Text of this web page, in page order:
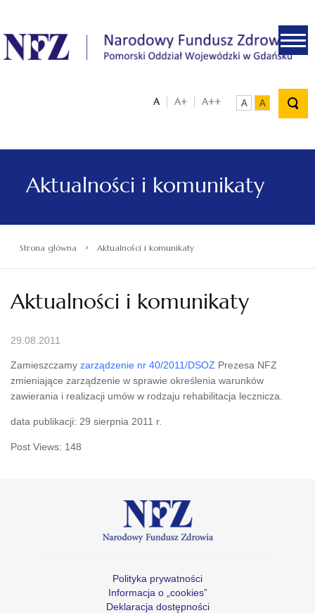
.
A A+ A++ A A
Aktualności i komunikaty
Strona główna › Aktualności i komunikaty
Aktualności i komunikaty
29.08.2011
Zamieszczamy zarządzenie nr 40/2011/DSOZ Prezesa NFZ
zmieniające zarządzenie w sprawie określenia warunków
zawierania i realizacji umów w rodzaju rehabilitacja lecznicza.
data publikacji: 29 sierpnia 2011 r.
Post Views: 148
Polityka prywatności
Informacja o „cookies”
Deklaracja dostępności